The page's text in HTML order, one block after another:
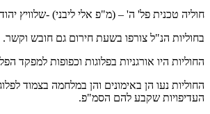
חוליה טכנית פל' ה' – (מ"פ אלי ליבני) -שלוויץ
בחוליות הנ"ל צורפו בשעת חירום גם חובש וקשר.
החוליות היו אורגניות בפלוגות וכפופות למפקד
החוליות נעו הן באימונים והן במלחמה בצמוד
העדיפויות שקבע להם הסמ"פ.